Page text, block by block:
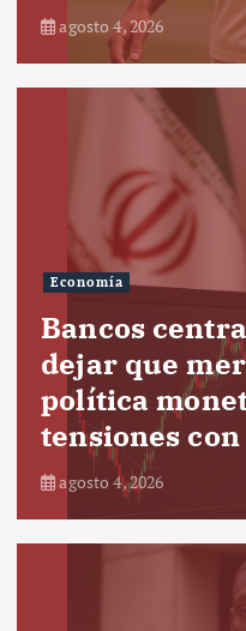
agosto 4, 2026
Economía
Bancos
dejar que
política
tensiones
agosto 4, 2026